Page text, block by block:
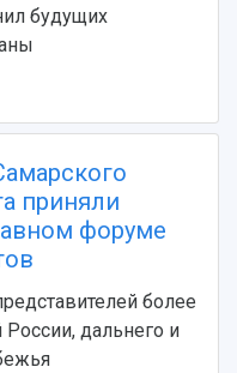
двигателей
кампус
организации
будущих
приняли
форуме
более
дальнего и